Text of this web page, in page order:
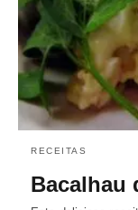
RECEITAS
Bacalhau